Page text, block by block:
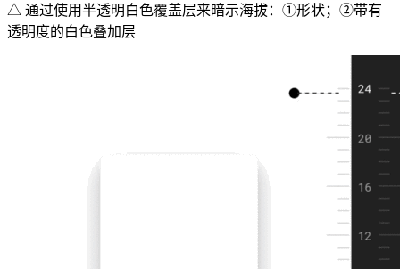
△ 通过使用半透明白色覆盖层来暗示海拔：①形状；②带有
透明度的白色叠加层